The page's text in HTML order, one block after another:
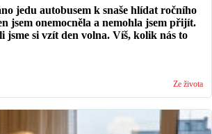
jedu autobusem k snaše hlídat ročního
jsem onemocněla a nemohla jsem přijít.
jsme si vzít den volna. Víš, kolik nás to
Ze života